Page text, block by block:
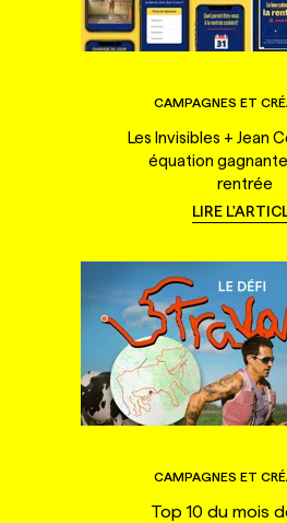
CAMPAGNES ET
Les Invisibles + Jean
équation
rentrée
LIRE
CAMPAGNES ET
Top 10 du mois